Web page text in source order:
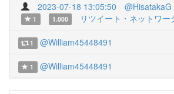
2023-07-18 13:05:50 @HisatakaG
1
1.000 リツイート・ネットワー
1 @William45448491
1 @William45448491